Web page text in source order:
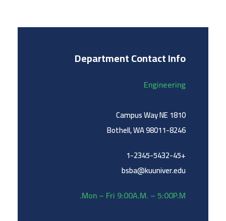
Department Contact Info
Engineering
1810 Campus Way NE
Bothell, WA 98011-8246
+1-2345-5432-45
bsba@kuuniver.edu
Mon – Fri 9:00A.M. – 5:00P.M.